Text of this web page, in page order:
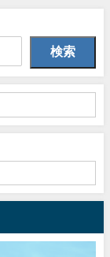
検索